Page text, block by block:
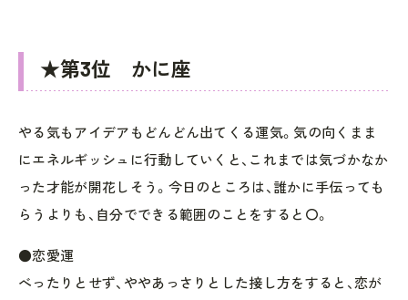
★第3位 かに座
やる気もアイデアもどんどん出てくる運気。気の向くまま
にエネルギッシュに行動していくと、これまでは気づかなか
った才能が開花しそう。今日のところは、誰かに手伝っても
らうよりも、自分でできる範囲のことをすると〇。
●恋愛運
べったりとせず、ややあっさりとした接し方をすると、恋が